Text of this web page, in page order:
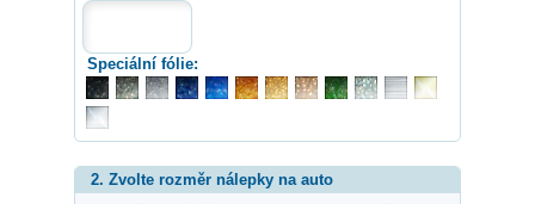
Speciální fólie:
2. Zvolte rozměr nálepky na auto